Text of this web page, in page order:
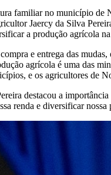
familiar no município
Jaercy da Silva
a produção agrícola
e entrega das
agrícola é uma das
e os agricultores de
destacou a
renda e diversificar